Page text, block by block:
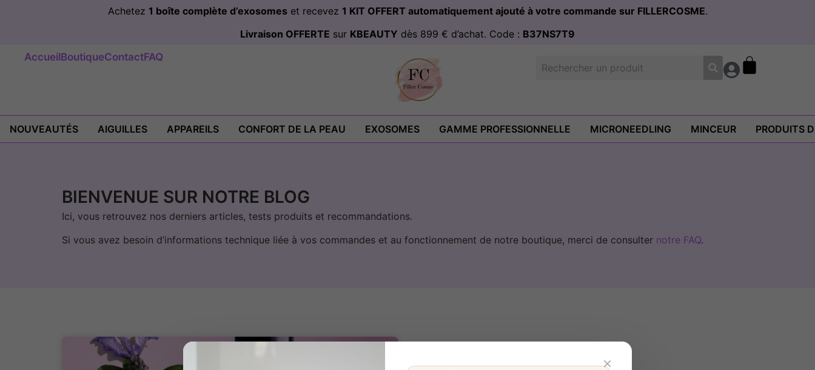
Achetez 1 boîte complète d’exosomeset recevez 1 KIT OFFERT automatiquement ajouté à votre commande sur FILLERCOSME.
Livraison OFFERTE sur KBEAUTY dès 899 € d’achat. Code : B37NS7T9
AccueilBoutiqueContactFAQ
NOUVEAUTÉS AIGUILLES APPAREILS CONFORT DE LA PEAU EXOSOMES GAMME PROFESSIONNELLE MICRONEEDLING MINCEUR PRODUITS
BIENVENUE SUR NOTRE BLOG
Ici, vous retrouvez nos derniers articles, tests produits et recommandations.
Si vous avez besoin d’informations technique liée à vos commandes et au fonctionnement de notre boutique, merci de consulter notre FAQ.
×